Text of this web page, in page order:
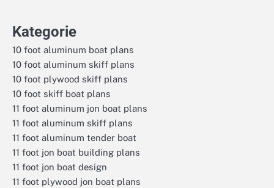
Kategorie
10 foot aluminum boat plans
10 foot aluminum skiff plans
10 foot plywood skiff plans
10 foot skiff boat plans
11 foot aluminum jon boat plans
11 foot aluminum skiff plans
11 foot aluminum tender boat
11 foot jon boat building plans
11 foot jon boat design
11 foot plywood jon boat plans